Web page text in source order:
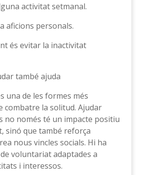
activitat setmanal.
aficions personals.
és evitar la inactivitat
també ajuda
una de les formes més
combatre la solitud. Ajudar
no només té un impacte positiu
sinó que també reforça
nous vincles socials. Hi ha
voluntariat adaptades a
i interessos.